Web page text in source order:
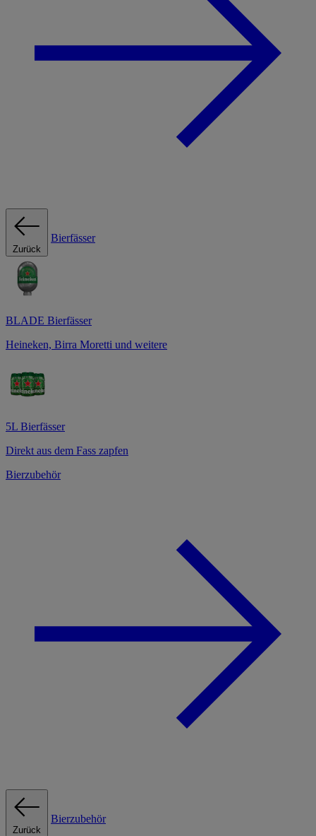
Zurück
Bierfässer
BLADE Bierfässer
Heineken, Birra Moretti und weitere
5L Bierfässer
Direkt aus dem Fass zapfen
Bierzubehör
Zurück
Bierzubehör